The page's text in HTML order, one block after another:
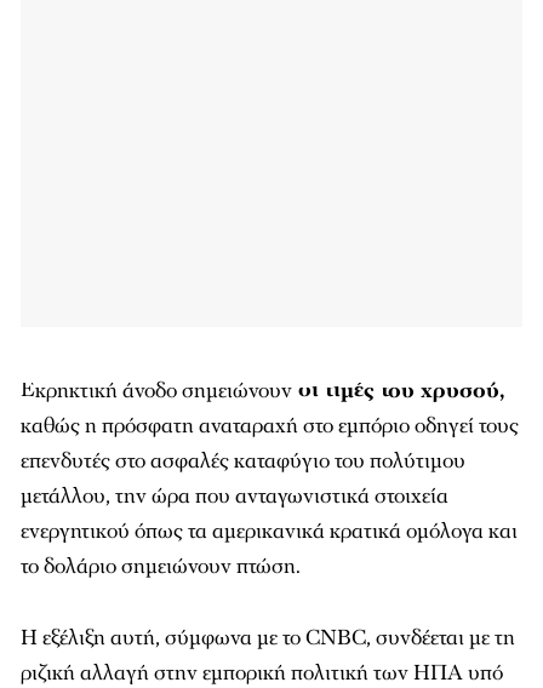
Εκρηκτική άνοδο σημειώνουν oι τιμές του χρυσού,
καθώς η πρόσφατη αναταραχή στο εμπόριο οδηγεί τους
επενδυτές στο ασφαλές καταφύγιο του πολύτιμου
μετάλλου, την ώρα που ανταγωνιστικά στοιχεία
ενεργητικού όπως τα αμερικανικά κρατικά ομόλογα και
το δολάριο σημειώνουν πτώση.
Η εξέλιξη αυτή, σύμφωνα με το CNBC, συνδέεται με τη
ριζική αλλαγή στην εμπορική πολιτική των ΗΠΑ υπό